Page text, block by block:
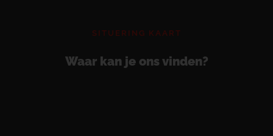
SITUERING KAART
Waar kan je ons vinden?